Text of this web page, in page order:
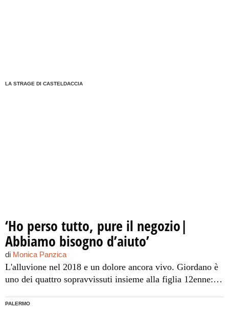
LA STRAGE DI CASTELDACCIA
‘Ho perso tutto, pure il negozio|
Abbiamo bisogno d’aiuto’
di Monica Panzica
L'alluvione nel 2018 e un dolore ancora vivo. Giordano è
uno dei quattro sopravvissuti insieme alla figlia 12enne:
PALERMO